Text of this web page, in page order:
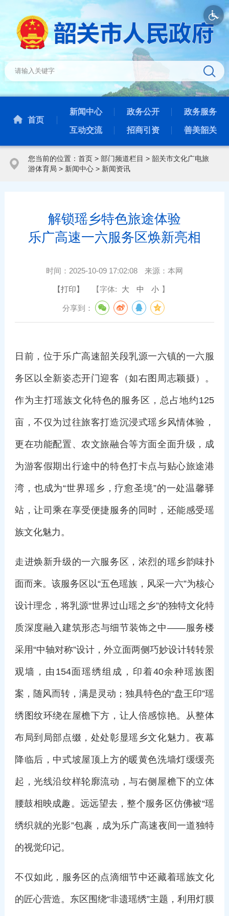
首页
新闻中心 政务公开 政务服务
互动交流 招商引资 善美韶关
您当前的位置： 首页> 部门频道栏目 > 韶关市文化广电旅
游体育局 > 新闻中心> 新闻资讯
解锁瑶乡特色旅途体验
乐广高速一六服务区焕新亮相
时间： 2025-10-09 17:02:08 来源： 本网
【打印】 【字体: 大 中 小 】
分享到：
日前，位于乐广高速韶关段乳源一六镇的一六服
务区以全新姿态开门迎客（如右图周志颖摄）。
作为主打瑶族文化特色的服务区，总占地约125
亩，不仅为过往旅客打造沉浸式瑶乡风情体验，
更在功能配置、农文旅融合等方面全面升级，成
为游客假期出行途中的特色打卡点与贴心旅途港
湾，也成为“世界瑶乡，疗愈圣境”的一处温馨驿
站，让司乘在享受便捷服务的同时，还能感受瑶
族文化魅力。
走进焕新升级的一六服务区，浓烈的瑶乡韵味扑
面而来。该服务区以“五色瑶族，风采一六”为核心
设计理念，将乳源“世界过山瑶之乡”的独特文化特
质深度融入建筑形态与细节装饰之中——服务楼
采用“中轴对称”设计，外立面两侧巧妙设计转转景
观墙，由154面瑶绣组成，印着40余种瑶族图
案，随风而转，满是灵动；独具特色的“盘王印”瑶
绣图纹环绕在屋檐下方，让人倍感惊艳。从整体
布局到局部点缀，处处彰显瑶乡文化魅力。夜幕
降临后，中式坡屋顶上方的暖黄色洗墙灯缓缓亮
起，光线沿纹样轮廓流动，与右侧屋檐下的立体
腰鼓相映成趣。远远望去，整个服务区仿佛被“瑶
绣织就的光影”包裹，成为乐广高速夜间一道独特
的视觉印记。
不仅如此，服务区的点滴细节中还藏着瑶族文化
的匠心营造。东区围绕“非遗瑶绣”主题，利用灯膜